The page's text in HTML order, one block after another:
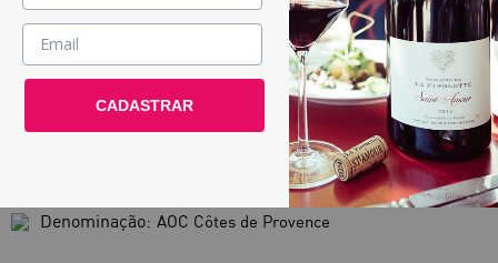
Vinhos >
País / Região >
Le Club >
Domaine La Rouillère Cuvée La
Rouillère Côtes de Provence 2023
2079
Denominação: AOC Côtes de Provence
CADASTRAR